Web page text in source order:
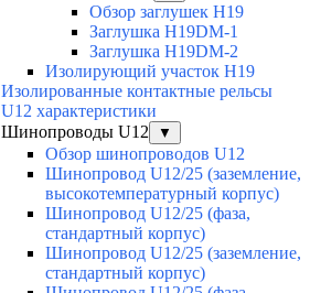
Обзор заглушек H19
Заглушка H19DM-1
Заглушка H19DM-2
Изолирующий участок H19
Изолированные контактные рельсы
U12 характеристики
Шинопроводы U12
▼
Обзор шинопроводов U12
Шинопровод U12/25 (заземление,
высокотемпературный корпус)
Шинопровод U12/25 (фаза,
стандартный корпус)
Шинопровод U12/25 (заземление,
стандартный корпус)